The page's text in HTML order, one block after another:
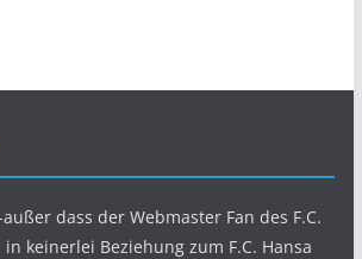
dass der Webmaster Fan des F.C.
in keinerlei Beziehung zum F.C. Hansa